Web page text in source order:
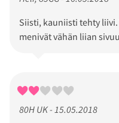
Siisti, kauniisti tehty
menivät vähän liian
80H UK - 15.05.2018